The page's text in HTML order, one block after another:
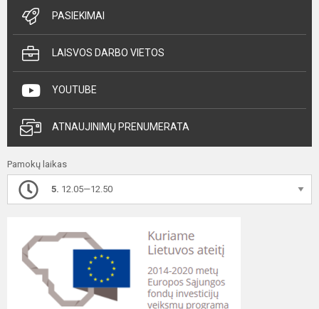
PASIEKIMAI
LAISVOS DARBO VIETOS
YOUTUBE
ATNAUJINIMŲ PRENUMERATA
Pamokų laikas
5. 12.05—12.50